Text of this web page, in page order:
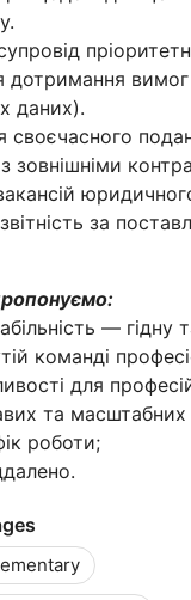
дотримання
даних).
своєчасного
зовнішніми
за
— гідну
команді
для
та
роботи;